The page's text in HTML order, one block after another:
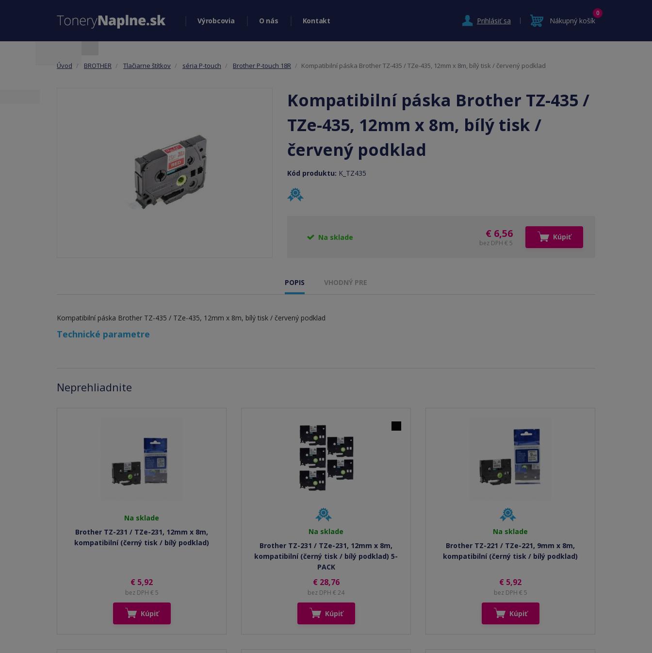
Výrobcovia O nás Kontakt Prihlásiť sa Nákupný košík
0
Úvod BROTHER Tlačiarne štítkov séria P-touch Brother P-touch 18R Kompatibilní páska Brother TZ-435 / TZe-435, 12mm x 8m, bílý tisk / červený podklad
Kompatibilní páska Brother TZ-435 /
TZe-435, 12mm x 8m, bílý tisk /
červený podklad
Kód produktu: K_TZ435
Na sklade € 6,56
bez DPH € 5
Kúpiť
POPIS VHODNÝ PRE
Kompatibilní páska Brother TZ-435 / TZe-435, 12mm x 8m, bílý tisk / červený podklad
Technické parametre
Neprehliadnite
Na sklade
Brother TZ-231 / TZe-231, 12mm x 8m,
kompatibilní (černý tisk / bílý podklad)
€ 5,92
bez DPH € 5
Kúpiť
Na sklade
Brother TZ-231 / TZe-231, 12mm x 8m,
kompatibilní (černý tisk / bílý podklad) 5-
PACK
€ 28,76
bez DPH € 24
Kúpiť
Na sklade
Brother TZ-221 / TZe-221, 9mm x 8m,
kompatibilní (černý tisk / bílý podklad)
€ 5,92
bez DPH € 5
Kúpiť